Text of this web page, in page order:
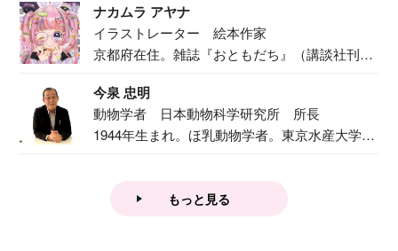
ナカムラ アヤナ
イラストレーター 絵本作家
京都府在住。雑誌『おともだち』（講談社刊）
今泉 忠明
動物学者 日本動物科学研究所 所長
1944年生まれ。ほ乳動物学者。東京水産大学卒
もっと見る